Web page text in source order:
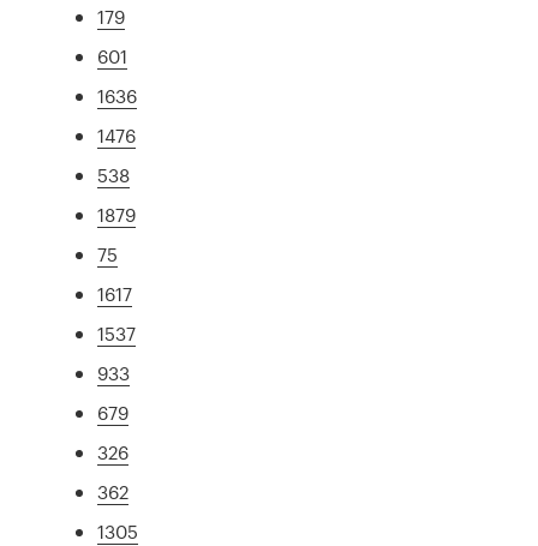
179
601
1636
1476
538
1879
75
1617
1537
933
679
326
362
1305